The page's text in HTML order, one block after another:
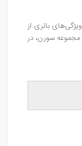
باتری از
مجموعه سورن، در